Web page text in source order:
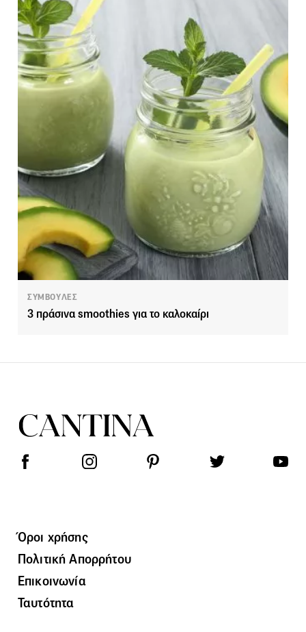
ΣΥΜΒΟΥΛΕΣ
3 πράσινα smoothies για το καλοκαίρι
Όροι χρήσης
Πολιτική Απορρήτου
Επικοινωνία
Ταυτότητα